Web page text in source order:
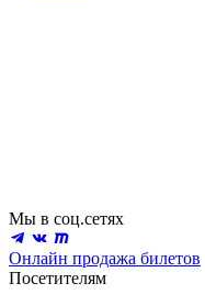
Мы в соц.сетях
Онлайн продажа билетов
Посетителям